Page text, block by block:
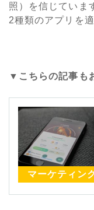
照）を信じていま
2種類のアプリを
▼こちらの記事も
マーケティン